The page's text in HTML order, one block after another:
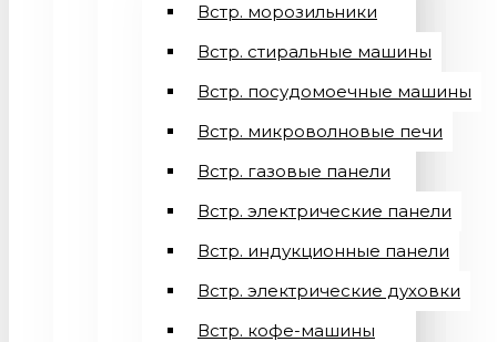
Встр. морозильники
Встр. стиральные машины
Встр. посудомоечные машины
Встр. микроволновые печи
Встр. газовые панели
Встр. электрические панели
Встр. индукционные панели
Встр. электрические духовки
Встр. кофе-машины